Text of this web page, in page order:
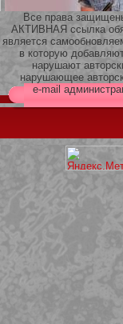
209 Белая кофта из
кружева
Все права
АКТИВНАЯ ссылка
является
в которую
нарушают
нарушающее
e-mail